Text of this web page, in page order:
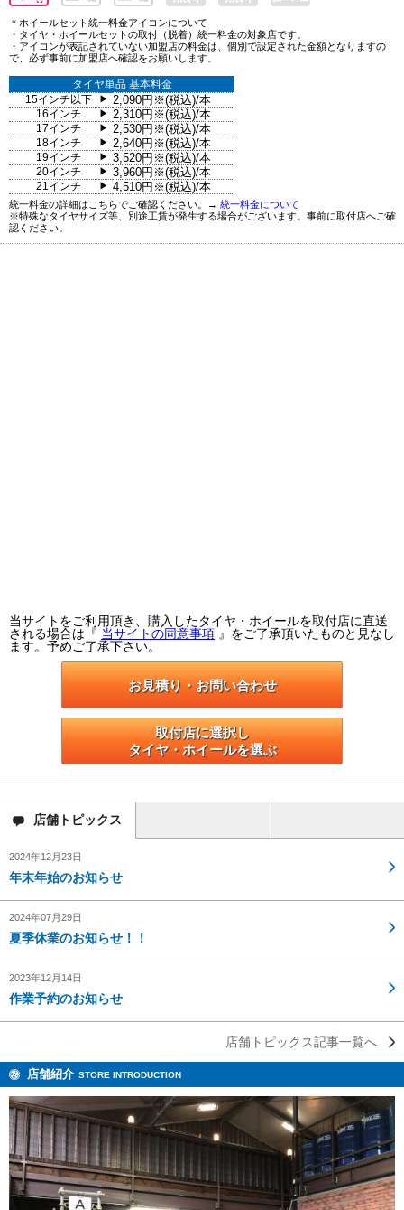
＊ホイールセット統一料金アイコンについて
・タイヤ・ホイールセットの取付（脱着）統一料金の対象店です。
・アイコンが表記されていない加盟店の料金は、個別で設定された金額となりますの
で、必ず事前に加盟店へ確認をお願いします。
タイヤ単品 基本料金
15インチ以下
▶ 2,090円※(税込)/本
16インチ ▶ 2,310円※(税込)/本
17インチ ▶ 2,530円※(税込)/本
18インチ ▶ 2,640円※(税込)/本
19インチ ▶ 3,520円※(税込)/本
20インチ ▶ 3,960円※(税込)/本
21インチ ▶ 4,510円※(税込)/本
統一料金の詳細はこちらでご確認ください。→ 統一料金について
※特殊なタイヤサイズ等、別途工賃が発生する場合がございます。事前に取付店へご確
認ください。
当サイトをご利用頂き、購入したタイヤ・ホイールを取付店に直送
される場合は『 当サイトの同意事項 』をご了承頂いたものと見なし
ます。予めご了承下さい。
お見積り・お問い合わせ
取付店に選択し
タイヤ・ホイールを選ぶ
店舗 トピックス
2024年12月23日
年末年始のお知らせ
2024年07月29日
夏季休業のお知らせ！！
2023年12月14日
作業予約のお知らせ
店舗トピックス記事一覧へ
店舗紹介 STORE INTRODUCTION